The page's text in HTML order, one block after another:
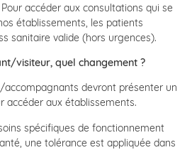
Pour accéder aux consultations qui se
établissements, les patients
sanitaire valide (hors urgences).
visiteur, quel changement ?
accompagnants devront présenter un
accéder aux établissements.
spécifiques de fonctionnement
une tolérance est appliquée dans